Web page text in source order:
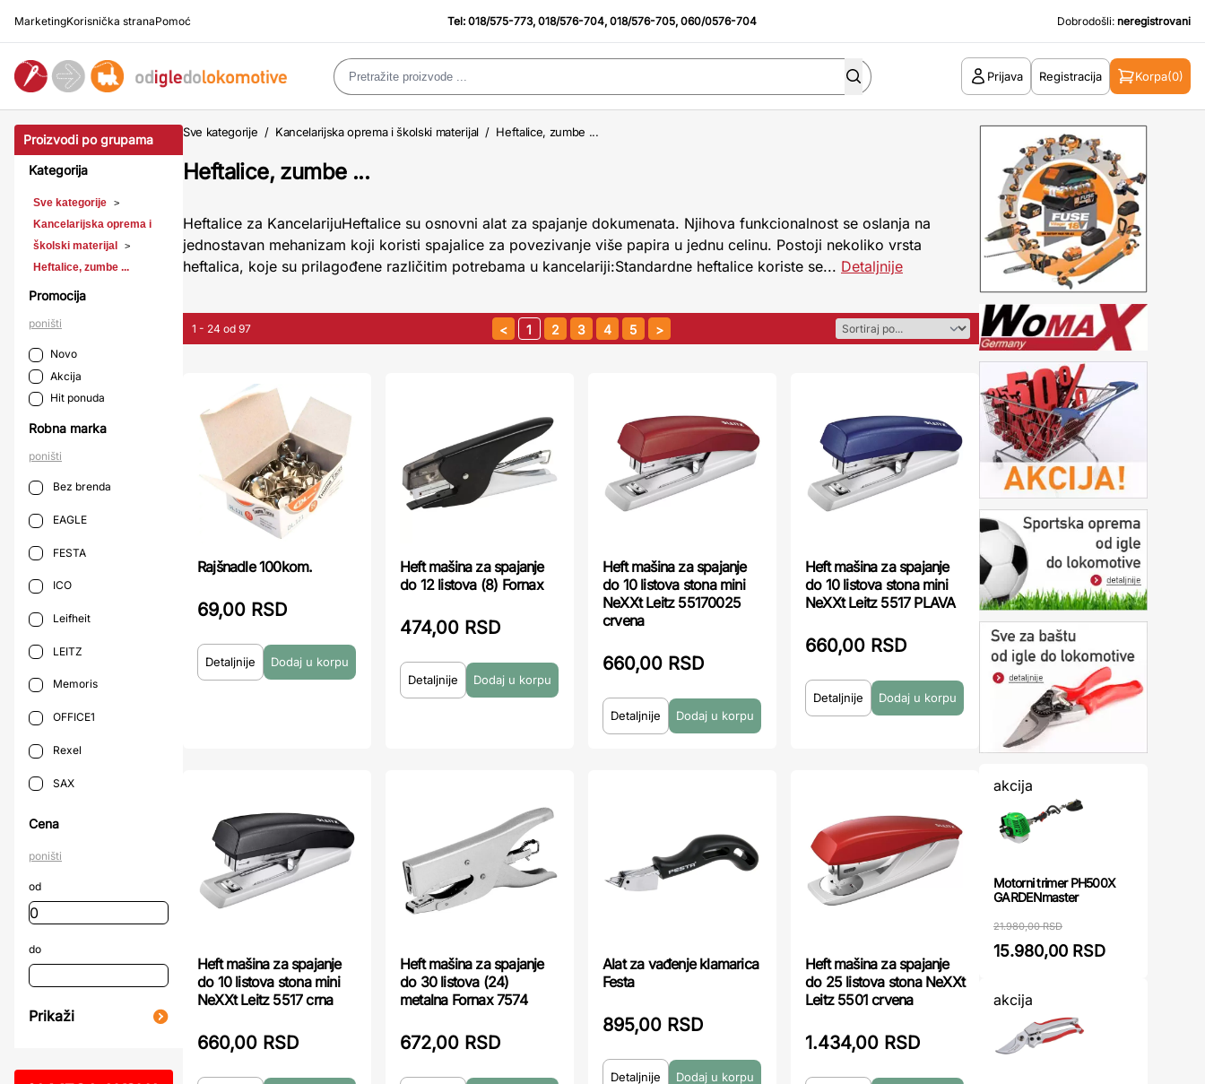
MarketingKorisnička stranaPomoć Tel:018/575-773,018/576-704,018/576-705,060/0576-704 Dobrodošli: neregistrovani
Prijava Registracija Korpa(0)
Proizvodi po grupama
Kategorija
Sve kategorije >
Kancelarijska oprema i
školski materijal
>
Heftalice, zumbe ...
Promocija
poništi
Novo
Akcija
Hit ponuda
Robna marka
poništi
Bez brenda
EAGLE
FESTA
ICO
Leifheit
LEITZ
Memoris
OFFICE1
Rexel
SAX
Cena
poništi
od
do
Prikaži
Sve kategorije / Kancelarijska oprema i školski materijal / Heftalice, zumbe ...
Heftalice, zumbe ...
Heftalice za KancelarijuHeftalice su osnovni alat za spajanje dokumenata. Njihova funkcionalnost se oslanja na
jednostavan mehanizam koji koristi spajalice za povezivanje više papira u jednu celinu. Postoji nekoliko vrsta
heftalica, koje su prilagođene različitim potrebama u kancelariji:Standardne heftalice koriste se... Detaljnije
1 - 24 od 97 1 2 3 4 5
Rajšnadle 100kom.
69,00 RSD
Detaljnije
Heft mašina za spajanje
do 12 listova (8) Fornax
474,00 RSD
Detaljnije
Heft mašina za spajanje
do 10 listova stona mini
NeXXt Leitz 55170025
crvena
660,00 RSD
Detaljnije
Heft mašina za spajanje
do 10 listova stona mini
NeXXt Leitz 5517 PLAVA
660,00 RSD
Detaljnije
Heft mašina za spajanje
do 10 listova stona mini
NeXXt Leitz 5517 crna
660,00 RSD
Heft mašina za spajanje
do 30 listova (24)
metalna Fornax 7574
672,00 RSD
Alat za vađenje klamarica
Festa
895,00 RSD
Detaljnije
Heft mašina za spajanje
do 25 listova stona NeXXt
Leitz 5501 crvena
1.434,00 RSD
akcija
Motorni trimer PH500X
GARDENmaster
21.980,00 RSD
15.980,00 RSD
akcija